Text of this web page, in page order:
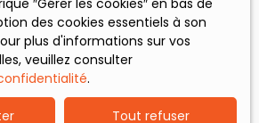
KEVIN VASSEUR
immobilier
et alentours
″Gérer les cookies″ en bas de
des cookies essentiels à son
plus d'informations sur vos
veuillez consulter
.
Tout refuser